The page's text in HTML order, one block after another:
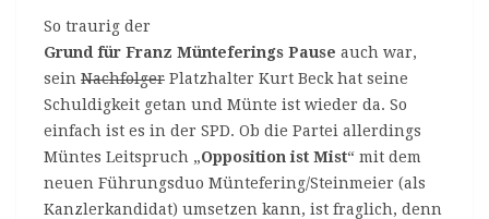
So traurig der
Grund für Franz Münteferings Pause auch war,
sein Nachfolger Platzhalter Kurt Beck hat seine
Schuldigkeit getan und Münte ist wieder da. So
einfach ist es in der SPD. Ob die Partei allerdings
Müntes Leitspruch „Opposition ist Mist“ mit dem
neuen Führungsduo Müntefering/Steinmeier (als
Kanzlerkandidat) umsetzen kann, ist fraglich, denn